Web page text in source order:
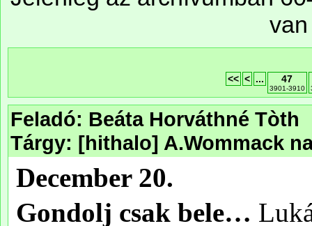
<< < ... 47
3901-3910
Feladó: Beáta Horváthné Tòth
Tárgy: [hithalo] A.Wommack